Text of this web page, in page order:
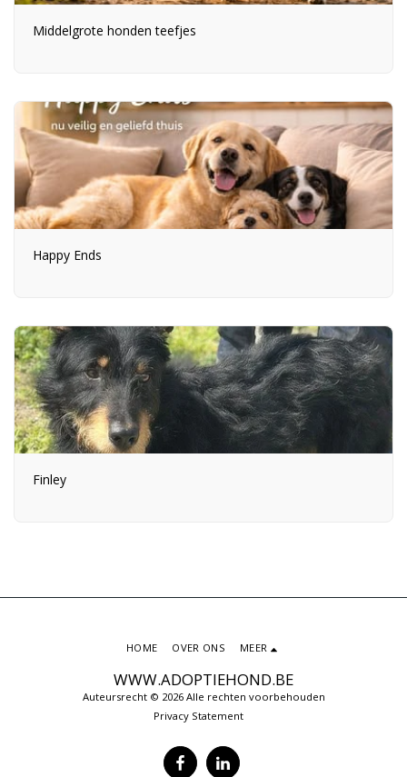
Middelgrote honden teefjes
Happy Ends
Finley
WWW.ADOPTIEHOND.BE
Auteursrecht © 2026 Alle rechten voorbehouden
Privacy Statement
HOME OVER ONS MEER